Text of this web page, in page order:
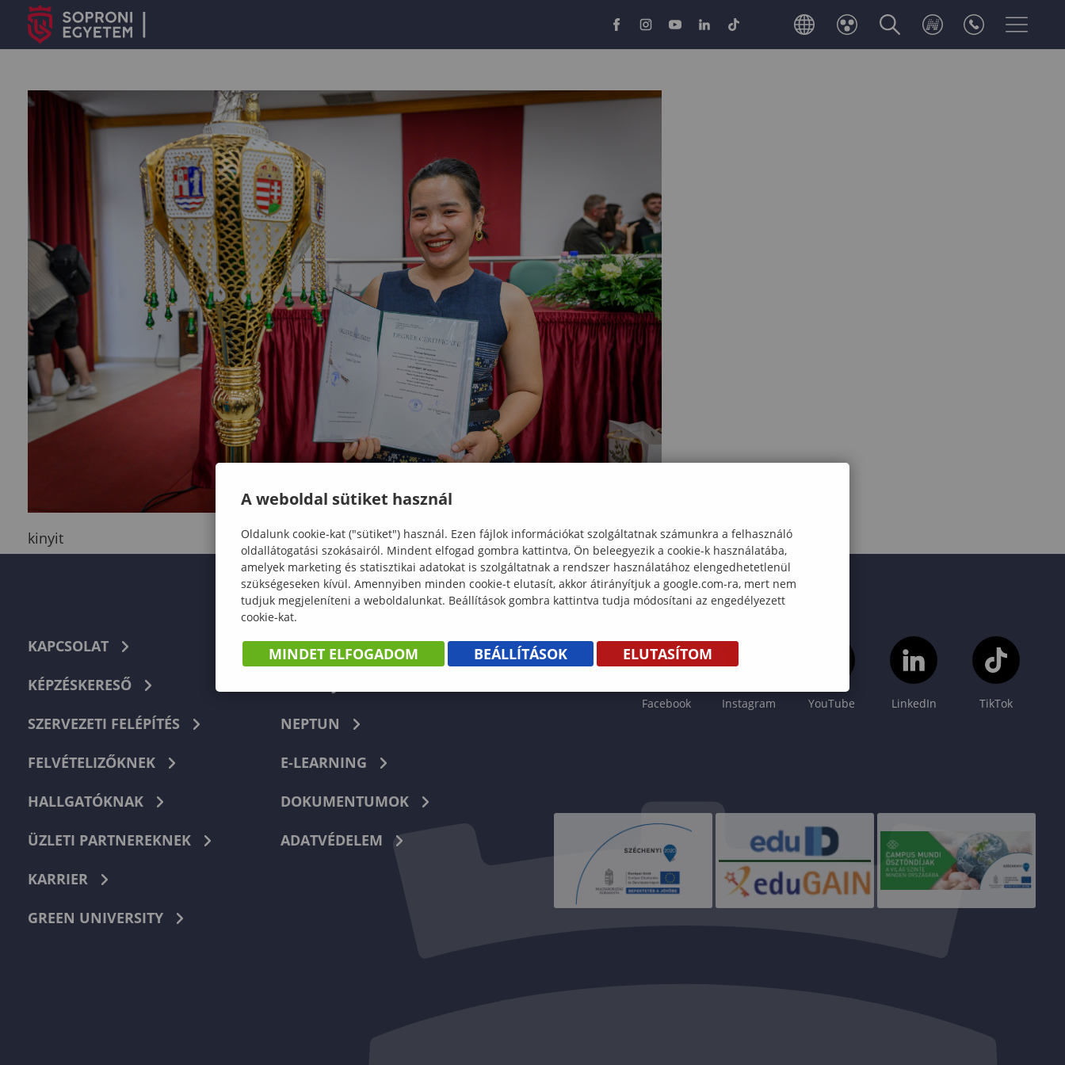
kinyit
KAPCSOLAT
KÉPZÉSKERESŐ
SZERVEZETI FELÉPÍTÉS
FELVÉTELIZŐKNEK
HALLGATÓKNAK
ÜZLETI PARTNEREKNEK
KARRIER
GREEN UNIVERSITY
TELEFONKÖNYV
NEPTUN
E-LEARNING
DOKUMENTUMOK
ADATVÉDELEM
Facebook Instagram YouTube LinkedIn TikTok
A weboldal sütiket használ
Oldalunk cookie-kat ("sütiket") használ. Ezen fájlok információkat szolgáltatnak számunkra a felhasználó
oldallátogatási szokásairól. Mindent elfogad gombra kattintva, Ön beleegyezik a cookie-k használatába,
amelyek marketing és statisztikai adatokat is szolgáltatnak a rendszer használatához elengedhetetlenül
szükségeseken kívül. Amennyiben minden cookie-t elutasít, akkor átirányítjuk a google.com-ra, mert nem
tudjuk megjeleníteni a weboldalunkat. Beállítások gombra kattintva tudja módosítani az engedélyezett
cookie-kat.
MINDET ELFOGADOM BEÁLLÍTÁSOK ELUTASÍTOM